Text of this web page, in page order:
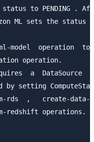
to PENDING .
ML sets the status
model  operation  to
operation.
a  DataSource
by setting
rds  ,   create-data-
redshift operations.